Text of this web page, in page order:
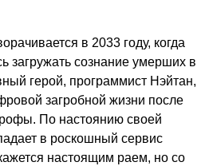
в 2033 году, когда
загружать сознание умерших в
герой, программист Нэйтан,
загробной жизни после
По настоянию своей
в роскошный сервис
настоящим раем, но со